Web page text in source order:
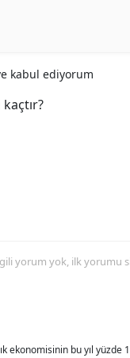
kabul ediyorum
yorum yok, ilk yorumu
ekonomisinin bu yıl